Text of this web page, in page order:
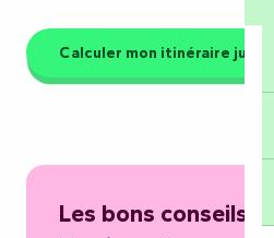
Calculer mon itinéraire
Les bons conseils